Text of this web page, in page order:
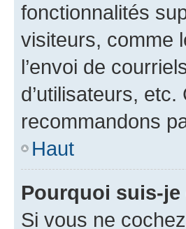
fonctionnalités
visiteurs, comme
l’envoi de
d’utilisateurs,
recommandons
Haut
Pourquoi suis-
Si vous ne